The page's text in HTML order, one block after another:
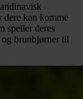
dere kan komme
speiler deres
brunbjørner til